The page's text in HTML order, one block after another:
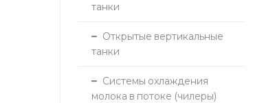
танки
Открытые вертикальные
танки
Системы охлаждения
молока в потоке (чилеры)